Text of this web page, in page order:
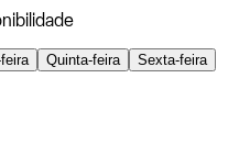
Quinta-feira
Sexta-feira